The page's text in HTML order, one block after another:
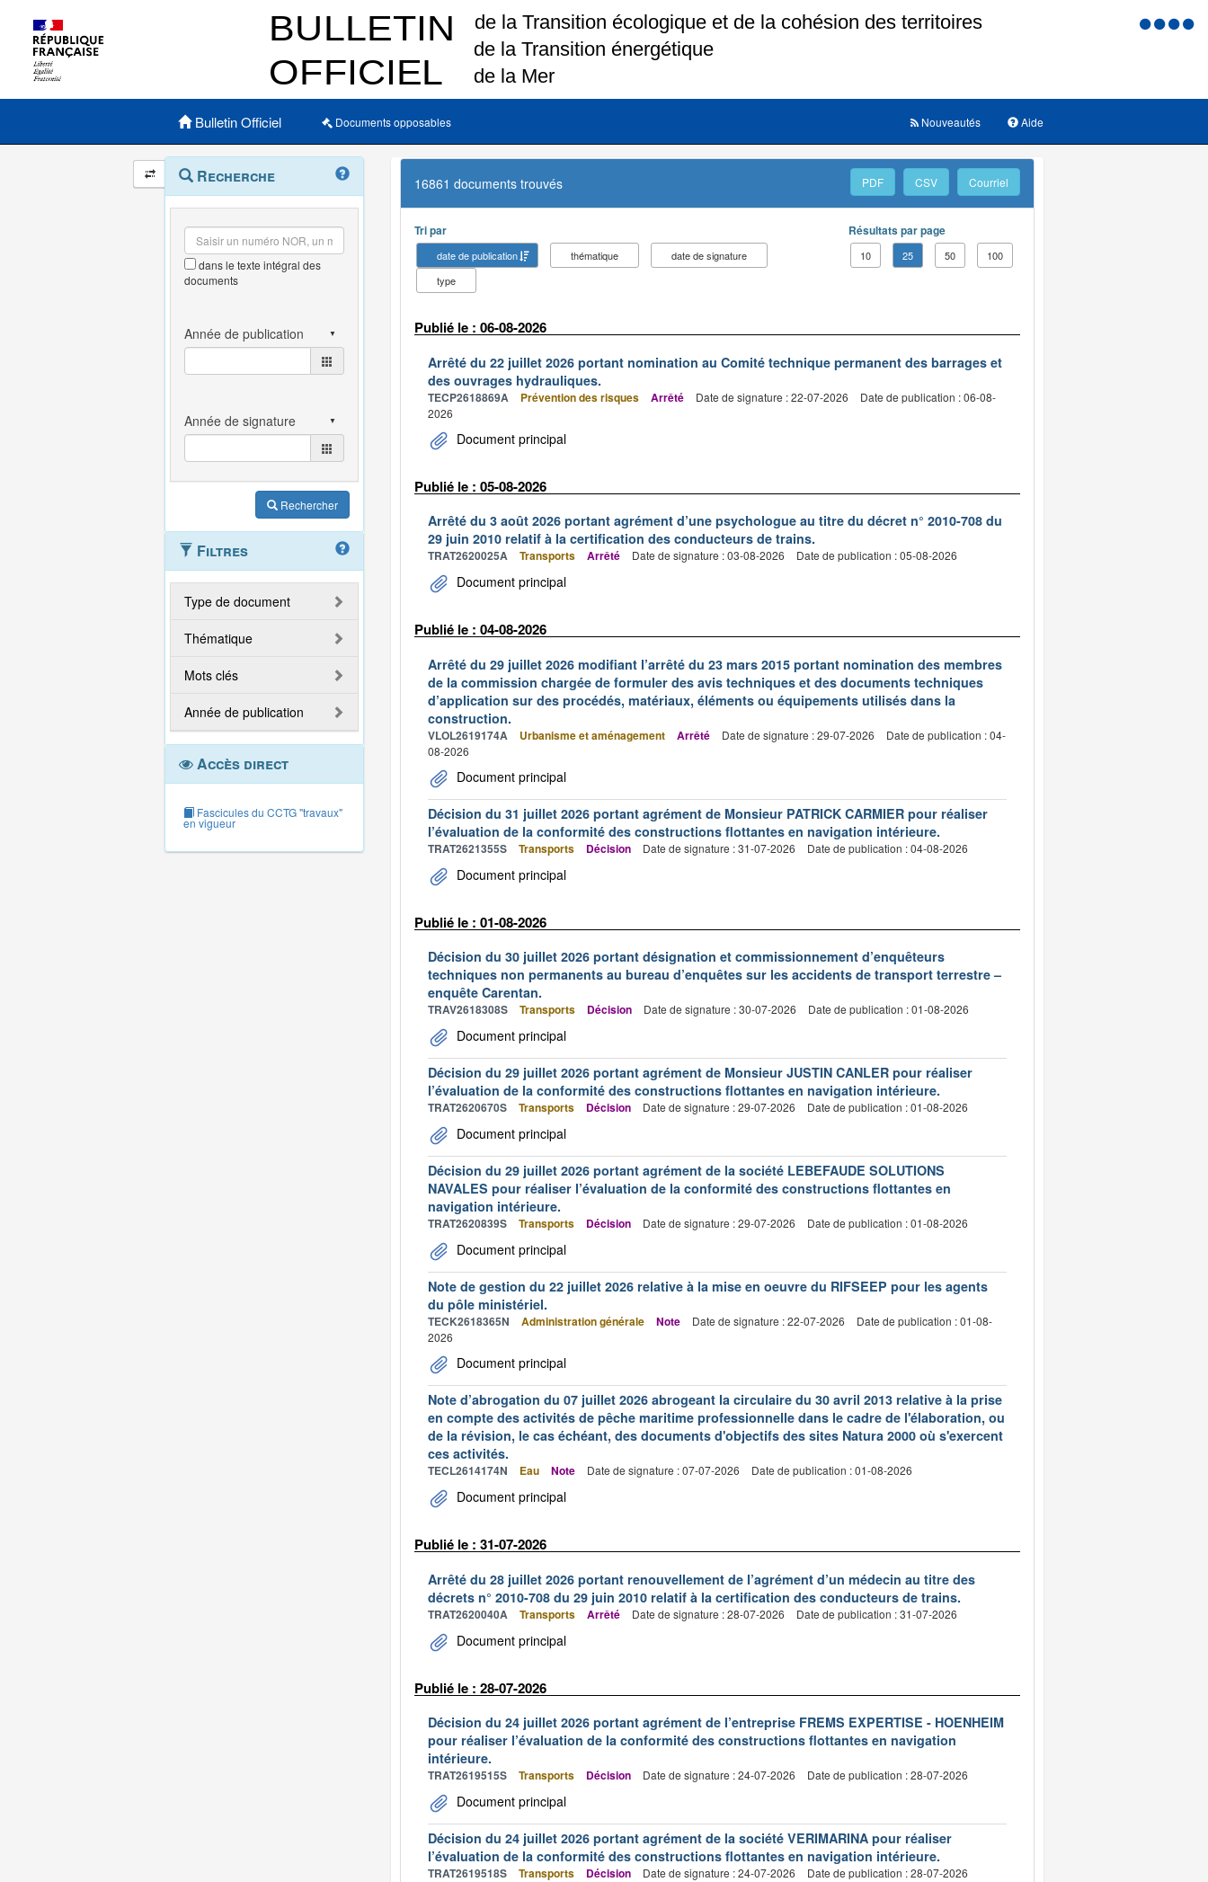
Menu
Menu principal
Bulletin Officiel Documents opposables Aide
Nouveautés
Navigation
et
outils
annexes
Menu
contextuel
Recherche
dans le texte intégral des
documents
Rechercher
Filtres
Type de document
Thématique
Mots clés
Année de publication
Accès direct
Fascicules du CCTG "travaux"
en vigueur
16861 documents trouvés PDF CSV Courriel
Tri par
date de publication thématique
date de signature
type
Résultats par page
10 25 50 100
Publié le : 06-08-2026
Arrêté du 22 juillet 2026 portant nomination au Comité technique permanent des barrages et
des ouvrages hydrauliques.
TECP2618869A Prévention des risques Arrêté Date de signature : 22-07-2026
Date de publication : 06-08-
2026
Document principal
Publié le : 05-08-2026
Arrêté du 3 août 2026 portant agrément d’une psychologue au titre du décret n° 2010-708 du
29 juin 2010 relatif à la certification des conducteurs de trains.
TRAT2620025A Transports Arrêté Date de signature : 03-08-2026 Date de publication : 05-08-2026
Document principal
Publié le : 04-08-2026
Arrêté du 29 juillet 2026 modifiant l’arrêté du 23 mars 2015 portant nomination des membres
de la commission chargée de formuler des avis techniques et des documents techniques
d’application sur des procédés, matériaux, éléments ou équipements utilisés dans la
construction.
VLOL2619174A Urbanisme et aménagement Arrêté Date de signature : 29-07-2026
Date de publication : 04-
08-2026
Document principal
Décision du 31 juillet 2026 portant agrément de Monsieur PATRICK CARMIER pour réaliser
l’évaluation de la conformité des constructions flottantes en navigation intérieure.
TRAT2621355S Transports Décision Date de signature : 31-07-2026 Date de publication : 04-08-2026
Document principal
Publié le : 01-08-2026
Décision du 30 juillet 2026 portant désignation et commissionnement d’enquêteurs
techniques non permanents au bureau d’enquêtes sur les accidents de transport terrestre –
enquête Carentan.
TRAV2618308S Transports Décision Date de signature : 30-07-2026 Date de publication : 01-08-2026
Document principal
Décision du 29 juillet 2026 portant agrément de Monsieur JUSTIN CANLER pour réaliser
l’évaluation de la conformité des constructions flottantes en navigation intérieure.
TRAT2620670S Transports Décision Date de signature : 29-07-2026 Date de publication : 01-08-2026
Document principal
Décision du 29 juillet 2026 portant agrément de la société LEBEFAUDE SOLUTIONS
NAVALES pour réaliser l’évaluation de la conformité des constructions flottantes en
navigation intérieure.
TRAT2620839S Transports Décision Date de signature : 29-07-2026 Date de publication : 01-08-2026
Document principal
Note de gestion du 22 juillet 2026 relative à la mise en oeuvre du RIFSEEP pour les agents
du pôle ministériel.
TECK2618365N Administration générale Note Date de signature : 22-07-2026
Date de publication : 01-08-
2026
Document principal
Note d’abrogation du 07 juillet 2026 abrogeant la circulaire du 30 avril 2013 relative à la prise
en compte des activités de pêche maritime professionnelle dans le cadre de l'élaboration, ou
de la révision, le cas échéant, des documents d'objectifs des sites Natura 2000 où s'exercent
ces activités.
TECL2614174N Eau Note Date de signature : 07-07-2026 Date de publication : 01-08-2026
Document principal
Publié le : 31-07-2026
Arrêté du 28 juillet 2026 portant renouvellement de l’agrément d’un médecin au titre des
décrets n° 2010-708 du 29 juin 2010 relatif à la certification des conducteurs de trains.
TRAT2620040A Transports Arrêté Date de signature : 28-07-2026 Date de publication : 31-07-2026
Document principal
Publié le : 28-07-2026
Décision du 24 juillet 2026 portant agrément de l’entreprise FREMS EXPERTISE - HOENHEIM
pour réaliser l’évaluation de la conformité des constructions flottantes en navigation
intérieure.
TRAT2619515S Transports Décision Date de signature : 24-07-2026 Date de publication : 28-07-2026
Document principal
Décision du 24 juillet 2026 portant agrément de la société VERIMARINA pour réaliser
l’évaluation de la conformité des constructions flottantes en navigation intérieure.
TRAT2619518S Transports Décision Date de signature : 24-07-2026 Date de publication : 28-07-2026